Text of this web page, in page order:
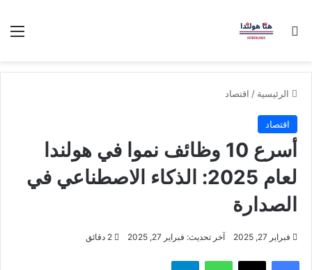
بحث عن
الرئيسية / اقتصاد
اقتصاد
أسرع 10 وظائف نموا في هولندا
لعام 2025: الذكاء الاصطناعي في
الصدارة
فبراير 27, 2025 آخر تحديث: فبراير 27, 2025
فيسبوك ‫X واتساب تيلقرام